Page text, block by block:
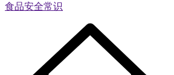
食品安全常识